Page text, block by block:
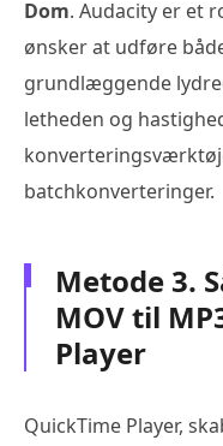
Dom. Audacity er et
ønsker at udføre
grundlæggende
letheden og
batchkonverteringer.
Metode 3.
MOV til
Player
QuickTime Player,